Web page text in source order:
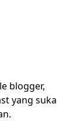
blogger,
yang suka